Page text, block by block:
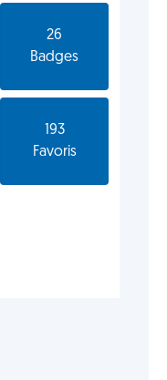
26
Badges
193
Favoris